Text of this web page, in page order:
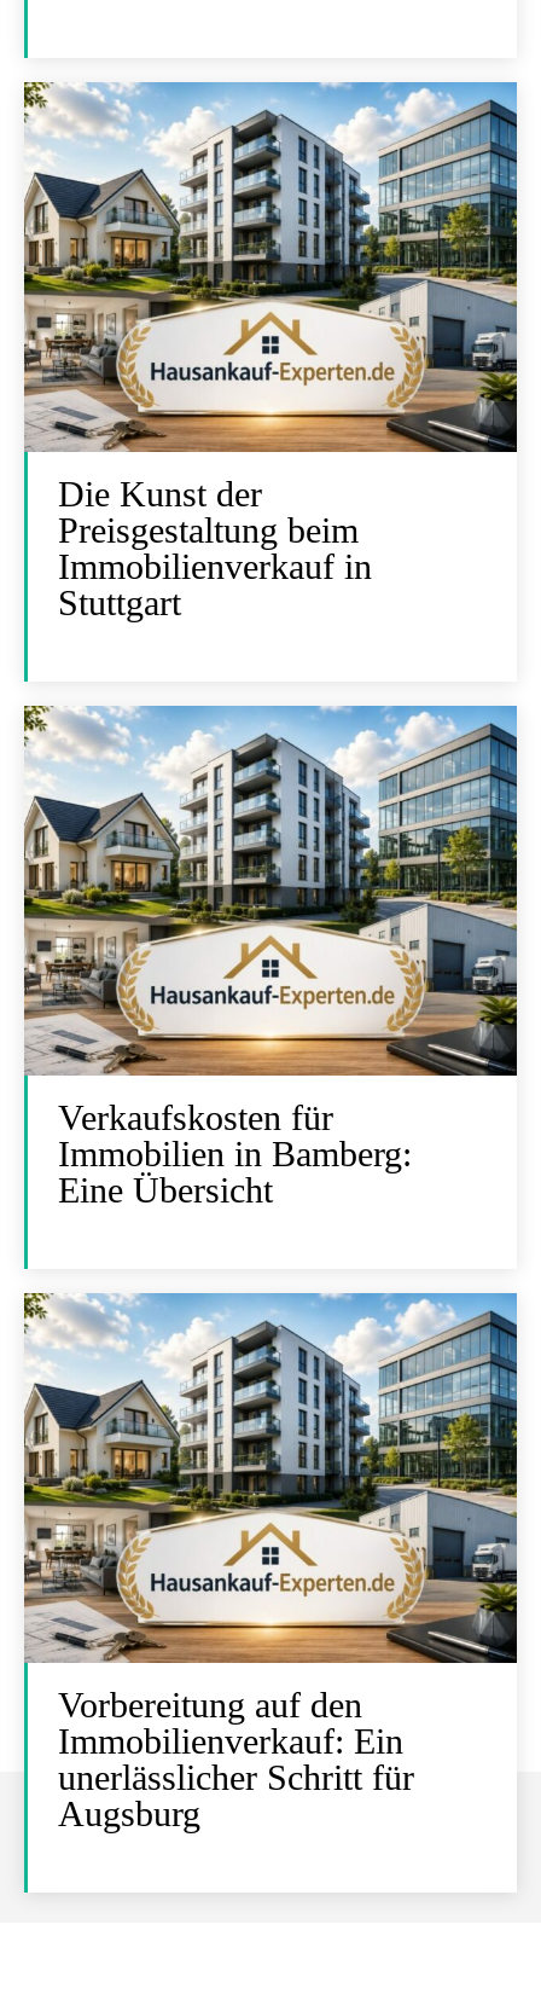
Die Kunst der
Preisgestaltung beim
Immobilienverkauf in
Stuttgart
Verkaufskosten für
Immobilien in Bamberg:
Eine Übersicht
Vorbereitung auf den
Immobilienverkauf: Ein
unerlässlicher Schritt für
Augsburg